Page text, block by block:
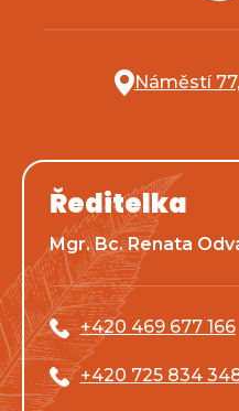
Náměstí
Ředitelka
Mgr. Bc. Renata
+420 469 677 166
+420 725 834